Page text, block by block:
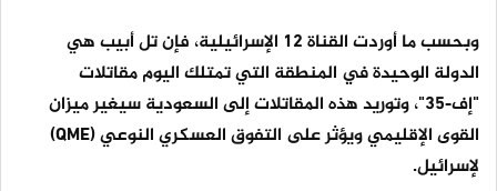
وبحسب ما أوردت القناة 12 الإسرائيلية، فإن تل أبيب هي
الدولة الوحيدة في المنطقة التي تمتلك اليوم مقاتلات
"إف-35"، وتوريد هذه المقاتلات إلى السعودية سيغير ميزان
القوى الإقليمي ويؤثر على التفوق العسكري النوعي (QME)
لإسرائيل.